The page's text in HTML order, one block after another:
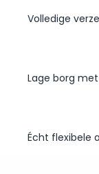
Volledige
Lage borg met
Écht flexibele